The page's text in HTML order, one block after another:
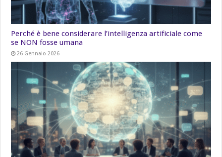
Perché è bene considerare l’intelligenza artificiale come
se NON fosse umana
26 Gennaio 2026